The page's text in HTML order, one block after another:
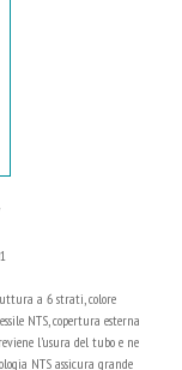
a 6 strati, colore
NTS, copertura esterna
l’usura del tubo e ne
NTS assicura grande